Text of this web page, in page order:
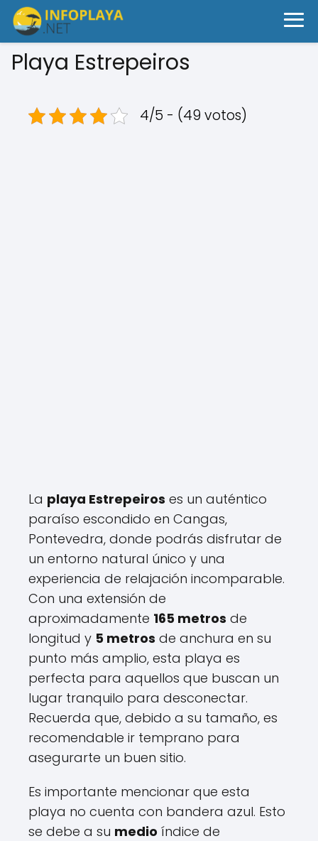
Playa Estrepeiros
4/5 - (49 votos)
La playa Estrepeiros es un auténtico
paraíso escondido en Cangas,
Pontevedra, donde podrás disfrutar de
un entorno natural único y una
experiencia de relajación incomparable.
Con una extensión de
aproximadamente 165 metros de
longitud y 5 metros de anchura en su
punto más amplio, esta playa es
perfecta para aquellos que buscan un
lugar tranquilo para desconectar.
Recuerda que, debido a su tamaño, es
recomendable ir temprano para
asegurarte un buen sitio.
Es importante mencionar que esta
playa no cuenta con bandera azul. Esto
se debe a su medio índice de